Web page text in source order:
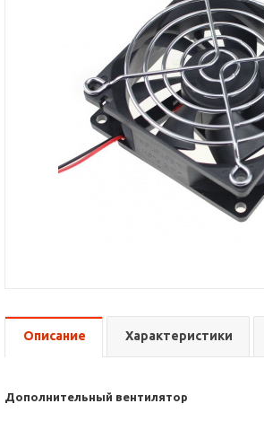
Описание Характеристики
Дополнительный вентилятор